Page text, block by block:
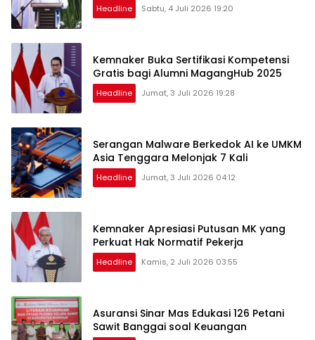
Headline Sabtu, 4 Juli 2026 19:20
Kemnaker Buka Sertifikasi Kompetensi
Gratis bagi Alumni MagangHub 2025
Headline Jumat, 3 Juli 2026 19:28
Serangan Malware Berkedok AI ke UMKM
Asia Tenggara Melonjak 7 Kali
Headline Jumat, 3 Juli 2026 04:12
Kemnaker Apresiasi Putusan MK yang
Perkuat Hak Normatif Pekerja
Headline Kamis, 2 Juli 2026 03:55
Asuransi Sinar Mas Edukasi 126 Petani
Sawit Banggai soal Keuangan